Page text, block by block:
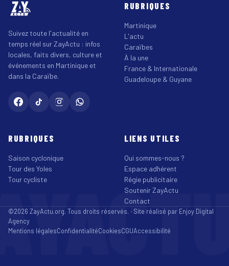
Suivez toute l'actualité en
temps réel sur ZayActu : infos
locales, faits divers, culture et
événements en Martinique et
dans la Caraïbe.
RUBRIQUES
Martinique
L'actu
Caraïbes
À la une
France & Internationale
Guadeloupe & Guyane
RUBRIQUES
Saison cyclonique
Tour des Yoles
Tour cycliste
LIENS UTILES
Qui sommes-nous ?
Espace adhérent
Régie publicitaire
Soutenir ZayActu
Contact
©2026 ZayActu.org. Tous droits réservés. · Site réalisé par Enjoy Digital
Agency
Mentions légalesConfidentialitéCookiesCGUAccessibilité